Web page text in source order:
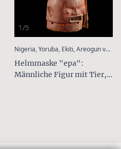
1/5
Nigeria, Yoruba, Ekiti, Areogun von Osi-Ilorin (1880-1954)
Helmmaske "epa":
Männliche Figur mit Tier,